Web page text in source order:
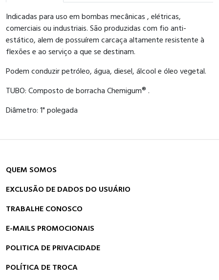
Indicadas para uso em bombas mecânicas , elétricas,
comerciais ou industriais. São produzidas com fio anti-
estático, alem de possuírem carcaça altamente resistente à
flexões e ao serviço a que se destinam.
Podem conduzir petróleo, água, diesel, álcool e óleo vegetal.
TUBO: Composto de borracha Chemigum® .
Diâmetro: 1" polegada
QUEM SOMOS
EXCLUSÃO DE DADOS DO USUÁRIO
TRABALHE CONOSCO
E-MAILS PROMOCIONAIS
POLITICA DE PRIVACIDADE
POLÍTICA DE TROCA